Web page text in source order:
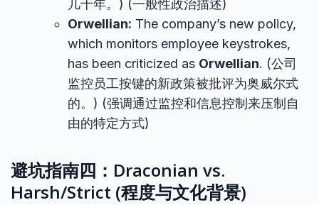
几十年。) (一般性政治描述)
Orwellian: The company’s new policy,
which monitors employee keystrokes,
has been criticized as Orwellian. (公司
监控员工按键的新政策被批评为奥威尔式
的。) (强调通过监控和信息控制来压制自
由的特定方式)
避坑指南四：Draconian vs.
Harsh/Strict (程度与文化背景)